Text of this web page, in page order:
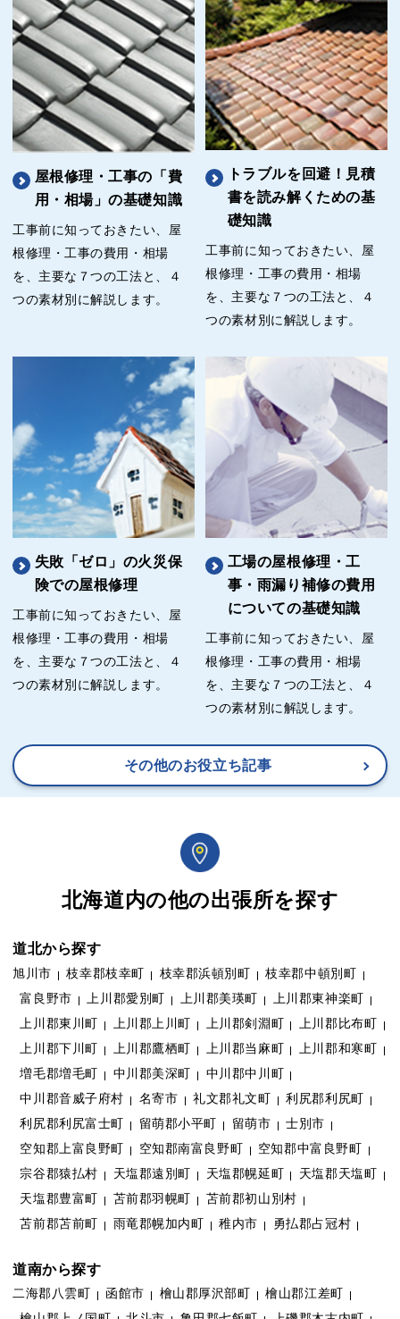
屋根修理・工事の「費
用・相場」の基礎知識
工事前に知っておきたい、屋
根修理・工事の費用・相場
を、主要な７つの工法と、４
つの素材別に解説します。
トラブルを回避！見積
書を読み解くための基
礎知識
工事前に知っておきたい、屋
根修理・工事の費用・相場
を、主要な７つの工法と、４
つの素材別に解説します。
失敗「ゼロ」の火災保
険での屋根修理
工事前に知っておきたい、屋
根修理・工事の費用・相場
を、主要な７つの工法と、４
つの素材別に解説します。
工場の屋根修理・工
事・雨漏り補修の費用
についての基礎知識
工事前に知っておきたい、屋
根修理・工事の費用・相場
を、主要な７つの工法と、４
つの素材別に解説します。
その他のお役立ち記事
北海道内の他の出張所を探す
道北から探す
旭川市 枝幸郡枝幸町 枝幸郡浜頓別町
枝幸郡中頓別町
富良野市
上川郡愛別町 上川郡美瑛町
上川郡東神楽町
上川郡東川町
上川郡上川町 上川郡剣淵町
上川郡比布町
上川郡下川町
上川郡鷹栖町 上川郡当麻町
上川郡和寒町
増毛郡増毛町
中川郡美深町
中川郡中川町
中川郡音威子府村
名寄市 礼文郡礼文町
利尻郡利尻町
利尻郡利尻富士町
留萌郡小平町 留萌市
士別市
空知郡上富良野町
空知郡南富良野町
空知郡中富良野町
宗谷郡猿払村
天塩郡遠別町 天塩郡幌延町
天塩郡天塩町
天塩郡豊富町
苫前郡羽幌町
苫前郡初山別村
苫前郡苫前町
雨竜郡幌加内町 稚内市 勇払郡占冠村
道南から探す
二海郡八雲町 函館市 檜山郡厚沢部町
檜山郡江差町